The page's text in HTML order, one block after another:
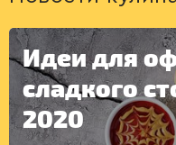
ДЕСЕРТЫ
Идеи для
сладкого
2020